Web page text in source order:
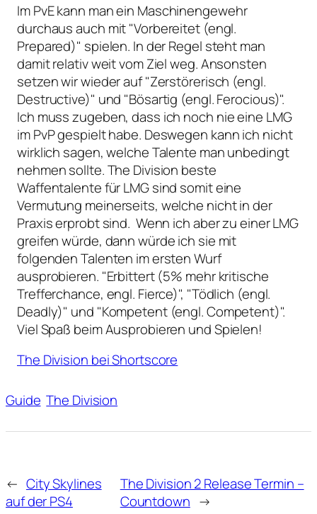
Im PvE kann man ein Maschinengewehr
durchaus auch mit "Vorbereitet (engl.
Prepared)" spielen. In der Regel steht man
damit relativ weit vom Ziel weg. Ansonsten
setzen wir wieder auf "Zerstörerisch (engl.
Destructive)" und "Bösartig (engl. Ferocious)".
Ich muss zugeben, dass ich noch nie eine LMG
im PvP gespielt habe. Deswegen kann ich nicht
wirklich sagen, welche Talente man unbedingt
nehmen sollte. The Division beste
Waffentalente für LMG sind somit eine
Vermutung meinerseits, welche nicht in der
Praxis erprobt sind. Wenn ich aber zu einer LMG
greifen würde, dann würde ich sie mit
folgenden Talenten im ersten Wurf
ausprobieren. "Erbittert (5% mehr kritische
Trefferchance, engl. Fierce)", "Tödlich (engl.
Deadly)" und "Kompetent (engl. Competent)".
Viel Spaß beim Ausprobieren und Spielen!
The Division bei Shortscore
Guide The Division
← City Skylines
auf der PS4
The Division 2 Release Termin –
Countdown →